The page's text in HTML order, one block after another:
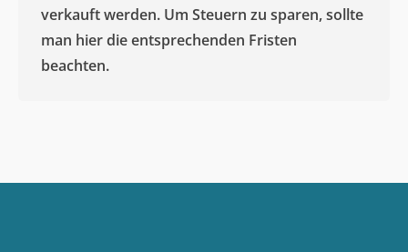
verkauft werden. Um Steuern zu sparen, sollte
man hier die entsprechenden Fristen
beachten.